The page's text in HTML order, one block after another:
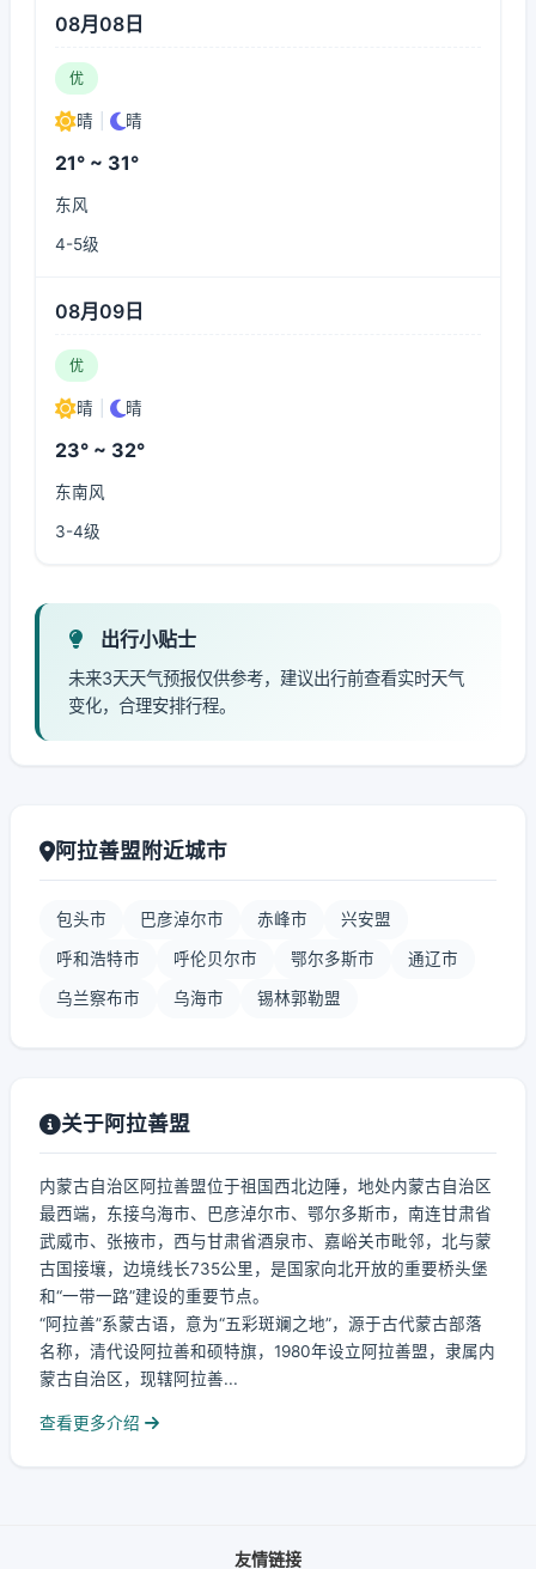
08月08日
优
晴 晴
21° ~ 31°
东风
4-5级
08月09日
优
晴 晴
23° ~ 32°
东南风
3-4级
出行小贴士
未来3天天气预报仅供参考，建议出行前查看实时天气
变化，合理安排行程。
阿拉善盟附近城市
包头市 巴彦淖尔市 赤峰市 兴安盟
呼和浩特市 呼伦贝尔市 鄂尔多斯市 通辽市
乌兰察布市 乌海市 锡林郭勒盟
关于阿拉善盟
内蒙古自治区阿拉善盟位于祖国西北边陲，地处内蒙古自治区
最西端，东接乌海市、巴彦淖尔市、鄂尔多斯市，南连甘肃省
武威市、张掖市，西与甘肃省酒泉市、嘉峪关市毗邻，北与蒙
古国接壤，边境线长735公里，是国家向北开放的重要桥头堡
和“一带一路”建设的重要节点。
“阿拉善”系蒙古语，意为“五彩斑斓之地”，源于古代蒙古部落
名称，清代设阿拉善和硕特旗，1980年设立阿拉善盟，隶属内
蒙古自治区，现辖阿拉善...
查看更多介绍
友情链接